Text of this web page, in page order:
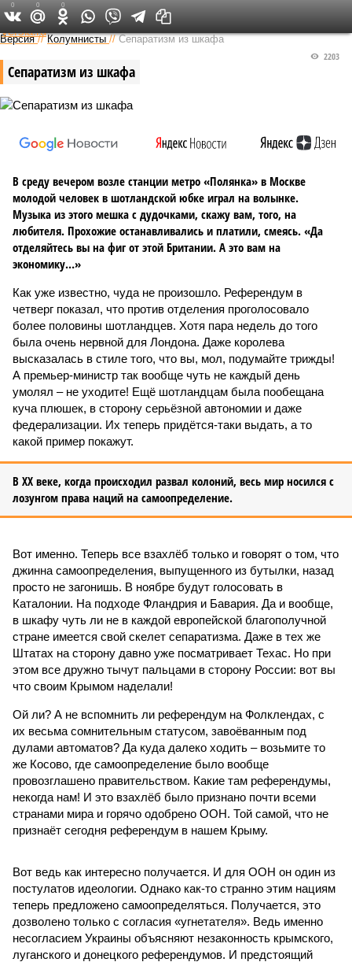
Федеральный выпуск
Версия //Колумнисты //Сепаратизм из шкафа
Сепаратизм из шкафа
2203
В среду вечером возле станции метро «Полянка» в Москве
молодой человек в шотландской юбке играл на волынке.
Музыка из этого мешка с дудочками, скажу вам, того, на
любителя. Прохожие останавливались и платили, смеясь. «Да
отделяйтесь вы на фиг от этой Британии. А это вам на
экономику…»
Как уже известно, чуда не произошло. Референдум в
четверг показал, что против отделения проголосовало
более половины шотландцев. Хотя пара недель до того
была очень нервной для Лондона. Даже королева
высказалась в стиле того, что вы, мол, подумайте трижды!
А премьер-министр так вообще чуть не каждый день
умолял – не уходите! Ещё шотландцам была пообещана
куча плюшек, в сторону серьёзной автономии и даже
федерализации. Их теперь придётся-таки выдать, а то
какой пример покажут.
В ХХ веке, когда происходил развал колоний, весь мир носился с
лозунгом права наций на самоопределение.
Вот именно. Теперь все взахлёб только и говорят о том, что
джинна самоопределения, выпущенного из бутылки, назад
просто не загонишь. В ноябре будут голосовать в
Каталонии. На подходе Фланд­рия и Бавария. Да и вообще,
в шкафу чуть ли не в каждой европейской благополучной
стране имеется свой скелет сепаратизма. Даже в тех же
Штатах на сторону давно уже посматривает Техас. Но при
этом все дружно тычут пальцами в сторону России: вот вы
что своим Крымом наделали!
Ой ли? А не вспомнить ли референдум на Фолклендах, с
их весьма сомнительным статусом, завоёванным под
дулами автоматов? Да куда далеко ходить – возьмите то
же Косово, где самоопределение было вообще
провозглашено правительством. Какие там референдумы,
некогда нам! И это взахлёб было признано почти всеми
странами мира и горячо одобрено ООН. Той самой, что не
признаёт сегодня референдум в нашем Крыму.
Вот ведь как интересно получается. И для ООН он один из
постулатов идеологии. Однако как-то странно этим нациям
теперь предложено самоопределяться. Получается, это
дозволено только с согласия «угнетателя». Ведь именно
несогласием Украины объясняют незаконность крымского,
луганского и донецкого референдумов. И предстоящий
0 0 0